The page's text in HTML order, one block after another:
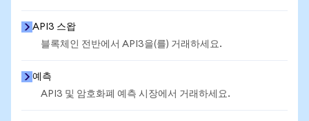
API3 스왑
블록체인 전반에서 API3을(를) 거래하세요.
예측
API3 및 암호화폐 예측 시장에서 거래하세요.